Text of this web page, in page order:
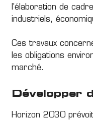
l’élaboration de
industriels,
Ces travaux
les obligations
marché.
Développer
Horizon 2030